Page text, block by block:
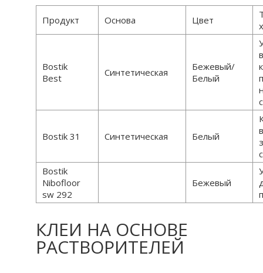
Продукт Основа Цвет
Bostik
Best
Синтетическая
Бежевый/
Белый
Bostik 31 Синтетическая Белый
Bostik
Nibofloor
sw 292
Бежевый
КЛЕИ НА ОСНОВЕ
РАСТВОРИТЕЛЕЙ